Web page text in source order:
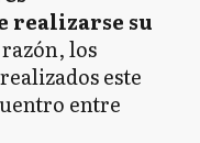
realizarse su
los
este
entre